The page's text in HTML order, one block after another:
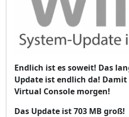
Endlich ist es soweit! Das
Update ist endlich da!
Virtual Console morgen!
Das Update ist 703 MB groß!